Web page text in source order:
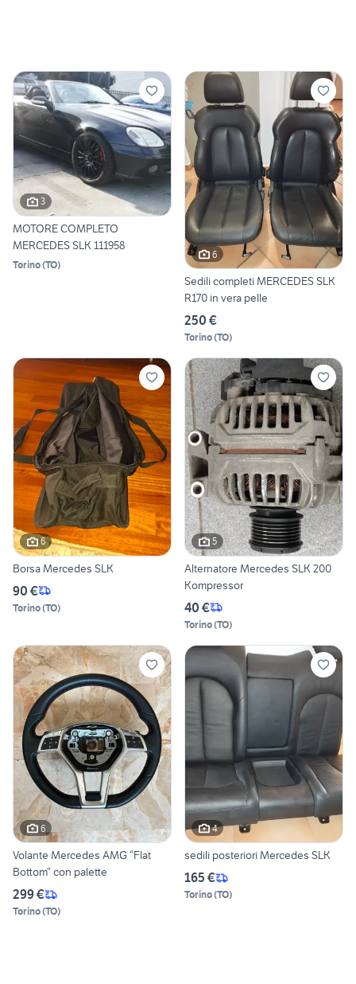
3
MOTORE COMPLETO
MERCEDES SLK 111958
Torino(TO)
6
Sedili completi MERCEDES SLK
R170 in vera pelle
250 €
Torino(TO)
6
Borsa Mercedes SLK
90 €
Torino(TO)
5
Alternatore Mercedes SLK 200
Kompressor
40 €
Torino(TO)
6
Volante Mercedes AMG “Flat
Bottom” con palette
299 €
Torino(TO)
4
sedili posteriori Mercedes SLK
165 €
Torino(TO)